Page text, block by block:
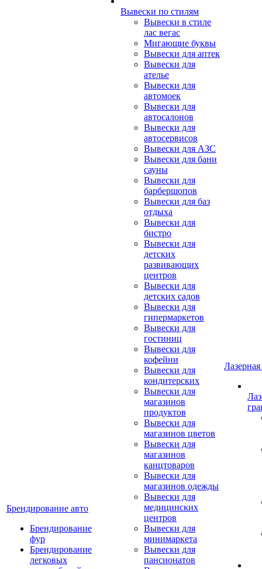
Брендирование авто
Брендирование
фур
Брендирование
легковых
Вывески по стилям
Вывески в стиле
лас вегас
Мигающие буквы
Вывески для аптек
Вывески для
ателье
Вывески для
автомоек
Вывески для
автосалонов
Вывески для
автосервисов
Вывески для АЗС
Вывески для бани
сауны
Вывески для
барбершопов
Вывески для баз
отдыха
Вывески для
бистро
Вывески для
детских
развивающих
центров
Вывески для
детских садов
Вывески для
гипермаркетов
Вывески для
гостиниц
Вывески для
кофейни
Вывески для
кондитерских
Вывески для
магазинов
продуктов
Вывески для
магазинов цветов
Вывески для
магазинов
канцтоваров
Вывески для
магазинов одежды
Вывески для
медицинских
центров
Вывески для
минимаркета
Вывески для
пансионатов
Лазерная